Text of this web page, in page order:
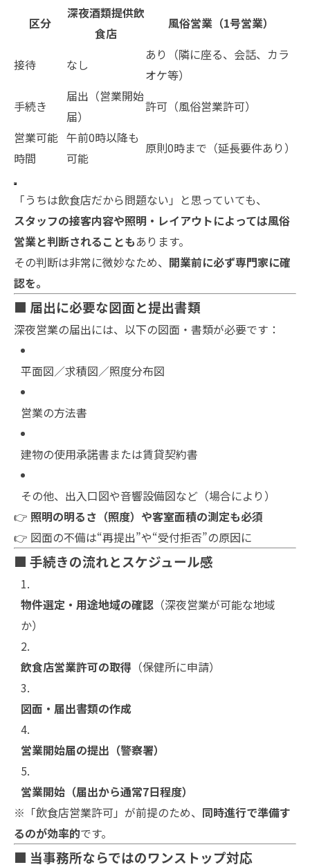
区分
深夜酒類提供飲
食店
風俗営業（1号営業）
接待 なし
あり（隣に座る、会話、カラ
オケ等）
手続き
届出（営業開始
届）
許可（風俗営業許可）
営業可能
時間
午前0時以降も
可能
原則0時まで（延長要件あり）
「うちは飲食店だから問題ない」と思っていても、
スタッフの接客内容や照明・レイアウトによっては風俗
営業と判断されることもあります。
その判断は非常に微妙なため、 開業前に必ず専門家に確
認を。
■ 届出に必要な図面と提出書類
深夜営業の届出には、以下の図面・書類が必要です：
平面図／求積図／照度分布図
営業の方法書
建物の使用承諾書または賃貸契約書
その他、出入口図や音響設備図など（場合により）
👉 照明の明るさ（照度）や客室面積の測定も必須
👉 図面の不備は“再提出”や“受付拒否”の原因に
■ 手続きの流れとスケジュール感
物件選定・用途地域の確認 （深夜営業が可能な地域
か）
飲食店営業許可の取得 （保健所に申請）
図面・届出書類の作成
営業開始届の提出（警察署）
営業開始（届出から通常7日程度）
※「飲食店営業許可」が前提のため、 同時進行で準備す
るのが効率的です。
■ 当事務所ならではのワンストップ対応